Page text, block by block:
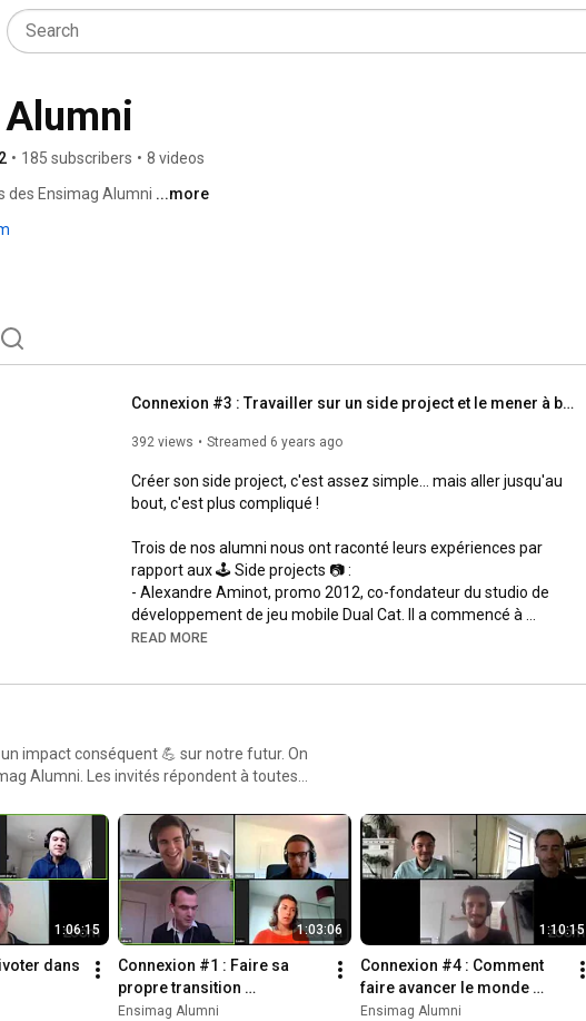
• 185 subscribers • 8 videos
des Ensimag Alumni ...more
Connexion #3 : Travailler sur un side project et le mener à bien
392 views Streamed 6 years ago
Créer son side project, c'est assez simple… mais aller jusqu'au
bout, c'est plus compliqué !
Trois de nos alumni nous ont raconté leurs expériences par
rapport aux 🕹 Side projects 📷 :
- Alexandre Aminot, promo 2012, co-fondateur du studio de
développement de jeu mobile Dual Cat. Il a commencé à
développer des jeux mobiles en parallèle de sa thèse.
a toujours eu des side projects en école, notamment un à
- Bastien Siebman, promo 2011, développeur chez Whoz. Il a
commencé avec un side project autour d'Asana et gère
READ MORE
impact conséquent 💪 sur notre futur. On
Alumni. Les invités répondent à toutes
1:06:15
dans
1:03:06
Connexion #1 : Faire sa
propre transition
écologique
Ensimag Alumni
1:10:15
Connexion #4 : Comment
faire avancer le monde
dans le bon sens avec la
Ensimag Alumni